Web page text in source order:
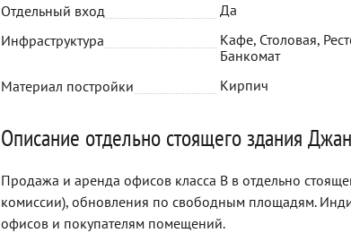
Отдельный вход
Да
Инфраструктура
Кафе, Столовая,
Банкомат
Материал постройки
Кирпич
Описание отдельно стоящего здания
Продажа и аренда офисов класса B в отдельно
комиссии), обновления по свободным площадям.
офисов и покупателям помещений.